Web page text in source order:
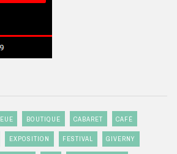
BOUTIQUE CABARET CAFÉ
EXPOSITION FESTIVAL GIVERNY